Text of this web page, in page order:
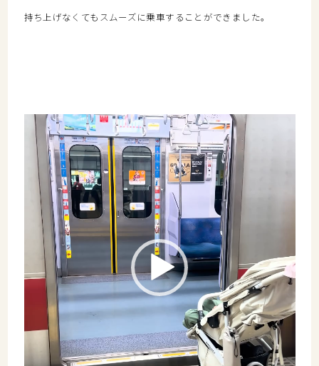
持ち上げなくてもスムーズに乗車することができました。